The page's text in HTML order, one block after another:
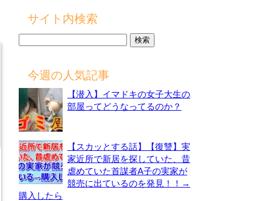
サイト内検索
今週の人気記事
【潜入】イマドキの女子大生の
部屋ってどうなってるのか？
【スカッとする話】【復讐】実
家近所で新居を探していた、昔
虐めていた首謀者A子の実家が
競売に出ているのを発見！！→
購入したら